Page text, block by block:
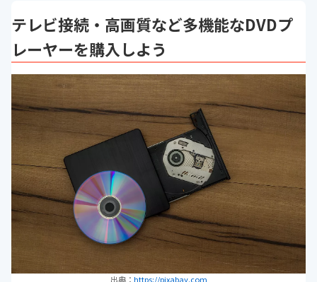
トストアを確認
まとめ
DVDプレーヤーの関連記事一覧
テレビ接続・高画質など多機能なDVDプ
レーヤーを購入しよう
出典： https://pixabay.com